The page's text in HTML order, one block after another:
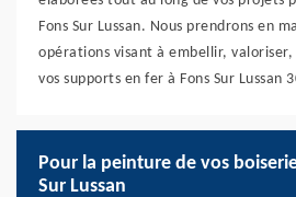
Fons Sur Lussan. Nous prendrons en
opérations visant à embellir,
vos supports en fer à Fons Sur Lussan
Pour la peinture de vos
Sur Lussan